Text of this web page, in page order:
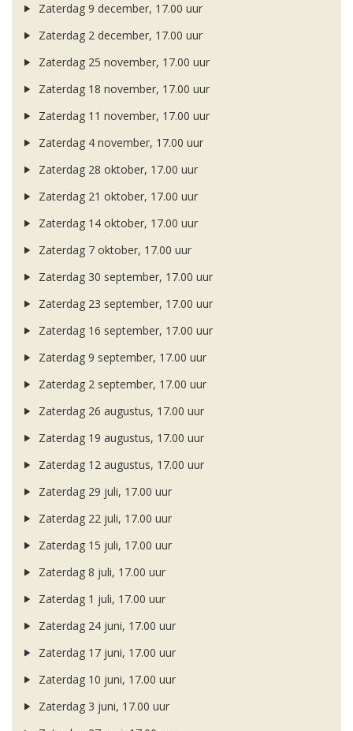
Zaterdag 9 december, 17.00 uur
Zaterdag 2 december, 17.00 uur
Zaterdag 25 november, 17.00 uur
Zaterdag 18 november, 17.00 uur
Zaterdag 11 november, 17.00 uur
Zaterdag 4 november, 17.00 uur
Zaterdag 28 oktober, 17.00 uur
Zaterdag 21 oktober, 17.00 uur
Zaterdag 14 oktober, 17.00 uur
Zaterdag 7 oktober, 17.00 uur
Zaterdag 30 september, 17.00 uur
Zaterdag 23 september, 17.00 uur
Zaterdag 16 september, 17.00 uur
Zaterdag 9 september, 17.00 uur
Zaterdag 2 september, 17.00 uur
Zaterdag 26 augustus, 17.00 uur
Zaterdag 19 augustus, 17.00 uur
Zaterdag 12 augustus, 17.00 uur
Zaterdag 29 juli, 17.00 uur
Zaterdag 22 juli, 17.00 uur
Zaterdag 15 juli, 17.00 uur
Zaterdag 8 juli, 17.00 uur
Zaterdag 1 juli, 17.00 uur
Zaterdag 24 juni, 17.00 uur
Zaterdag 17 juni, 17.00 uur
Zaterdag 10 juni, 17.00 uur
Zaterdag 3 juni, 17.00 uur